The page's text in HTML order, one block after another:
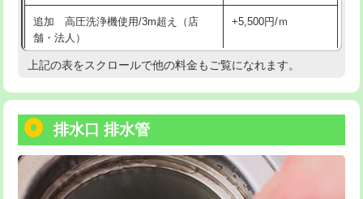
給水管工事※（土の掘削・埋め戻し作
業)
11,000円
給水管工事※（塩ビ管（VP・HI）使
用/3ｍまで)
用（追加）/3ｍ超え)
給水管工事※（ライニング鋼管・銅
管・ポリ管・HT管使用/3ｍまで)
44,000円
追加 高圧洗浄機使用/3m超え（店
舗・法人）
+5,500円/ｍ
高度高圧洗浄換 現地調査
トーラー機使用/3mまで
追加トーラー機使用/3m超え +3,300円
上記の表をスクロールで他の料金もご覧になれます。
排水口 排水管